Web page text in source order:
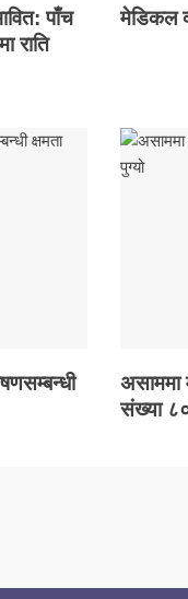
पाँच
राति
मेडिकल
असाममा
संख्या